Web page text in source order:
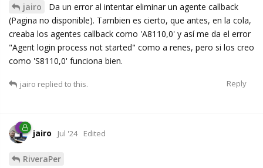
jairo
Da un error al intentar eliminar un agente callback
(Pagina no disponible). Tambien es cierto, que antes, en la cola,
creaba los agentes callback como 'A8110,0' y así me da el error
"Agent login process not started" como a renes, pero si los creo
como 'S8110,0' funciona bien.
Reply
jairo replied to this.
jairo Jul '24 Edited
RiveraPer